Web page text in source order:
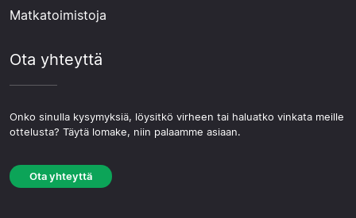
Matkatoimistoja
Ota yhteyttä
Onko sinulla kysymyksiä, löysitkö virheen tai haluatko vinkata meille
ottelusta? Täytä lomake, niin palaamme asiaan.
Ota yhteyttä